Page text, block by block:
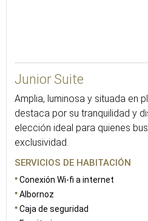
Junior Suite
Amplia, luminosa y situada en
destaca por su tranquilidad y
elección ideal para quienes
exclusividad.
SERVICIOS DE HABITACIÓN
Conexión Wi-fi a internet
Albornoz
Caja de seguridad